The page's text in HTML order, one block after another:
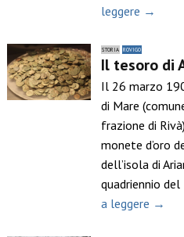
leggere →
STORIA ROVIGO
Il tesoro di
Il 26 marzo
di Mare
frazione di
monete d’oro
dell’isola di
quadriennio
a leggere →